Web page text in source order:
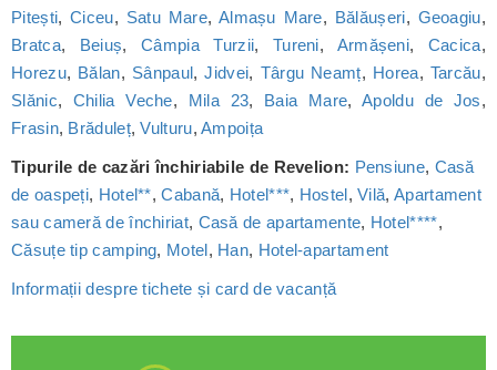
Pitești,Ciceu, Satu Mare, Almașu Mare, Bălăușeri, Geoagiu,
Bratca, Beiuș, Câmpia Turzii, Tureni, Armășeni, Cacica,
Horezu, Bălan, Sânpaul,Jidvei, Târgu Neamț, Horea, Tarcău,
Slănic, Chilia Veche, Mila 23, Baia Mare,Apoldu de Jos,
Frasin, Brăduleț,Vulturu,Ampoița
Tipurile de cazări închiriabile de Revelion: Pensiune, Casă
de oaspeți, Hotel**,Cabană, Hotel***, Hostel,Vilă, Apartament
sau cameră de închiriat, Casă de apartamente, Hotel****,
Căsuțe tip camping, Motel, Han, Hotel-apartament
Informații despre tichete și card de vacanță